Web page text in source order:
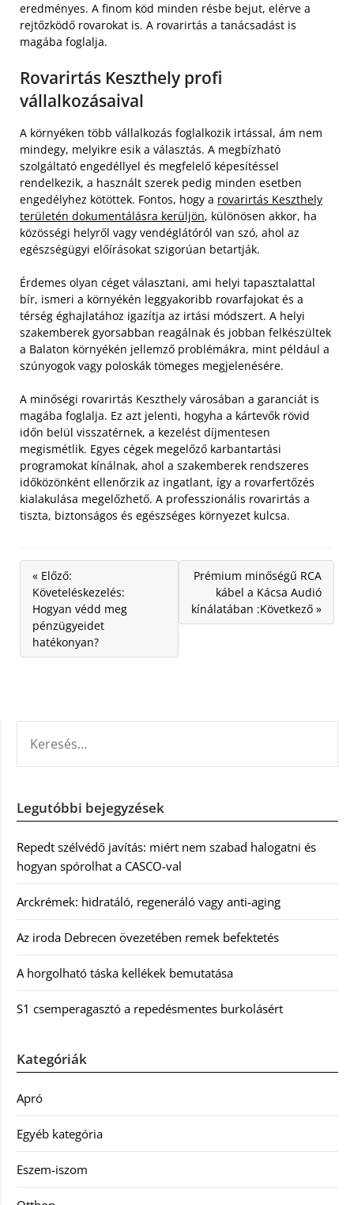
eredményes. A finom köd minden résbe bejut, elérve a
rejtőzködő rovarokat is. A rovarirtás a tanácsadást is
magába foglalja.
Rovarirtás Keszthely profi
vállalkozásaival
A környéken több vállalkozás foglalkozik irtással, ám nem
mindegy, melyikre esik a választás. A megbízható
szolgáltató engedéllyel és megfelelő képesítéssel
rendelkezik, a használt szerek pedig minden esetben
engedélyhez kötöttek. Fontos, hogy a rovarirtás Keszthely
területén dokumentálásra kerüljön, különösen akkor, ha
közösségi helyről vagy vendéglátóról van szó, ahol az
egészségügyi előírásokat szigorúan betartják.
Érdemes olyan céget választani, ami helyi tapasztalattal
bír, ismeri a környékén leggyakoribb rovarfajokat és a
térség éghajlatához igazítja az irtási módszert. A helyi
szakemberek gyorsabban reagálnak és jobban felkészültek
a Balaton környékén jellemző problémákra, mint például a
szúnyogok vagy poloskák tömeges megjelenésére.
A minőségi rovarirtás Keszthely városában a garanciát is
magába foglalja. Ez azt jelenti, hogyha a kártevők rövid
időn belül visszatérnek, a kezelést díjmentesen
megismétlik. Egyes cégek megelőző karbantartási
programokat kínálnak, ahol a szakemberek rendszeres
időközönként ellenőrzik az ingatlant, így a rovarfertőzés
kialakulása megelőzhető. A professzionális rovarirtás a
tiszta, biztonságos és egészséges környezet kulcsa.
« Előző:
Követeléskezelés:
Hogyan védd meg
pénzügyeidet
hatékonyan?
Prémium minőségű RCA
kábel a Kácsa Audió
kínálatában :Következő »
Legutóbbi bejegyzések
Repedt szélvédő javítás: miért nem szabad halogatni és
hogyan spórolhat a CASCO-val
Arckrémek: hidratáló, regeneráló vagy anti-aging
Az iroda Debrecen övezetében remek befektetés
A horgolható táska kellékek bemutatása
S1 csemperagasztó a repedésmentes burkolásért
Kategóriák
Apró
Egyéb kategória
Eszem-iszom